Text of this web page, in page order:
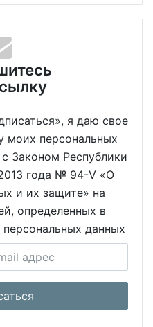
я даю свое
моих персональных
Законом Республики
года № 94-V «О
и их защите» на
определенных в
данных